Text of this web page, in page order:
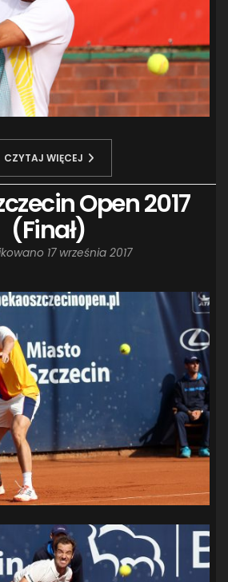
CZYTAJ WIĘCEJ
Open 2017
(Finał)
17 września 2017